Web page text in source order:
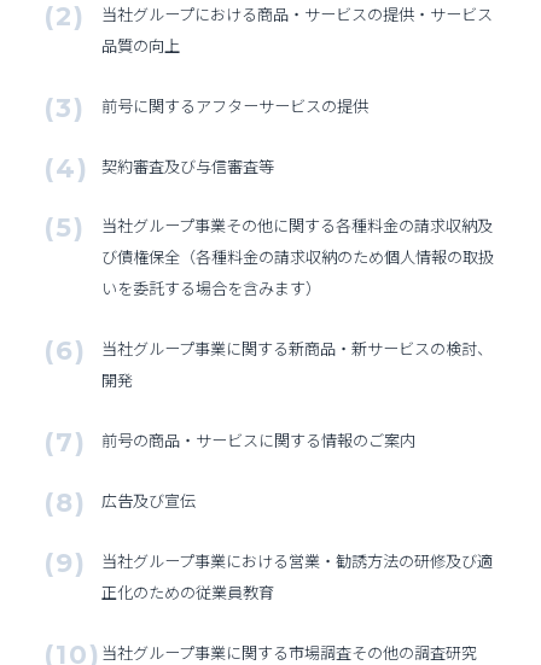
当社グループにおける商品・サービスの提供・サービス
品質の向上
前号に関するアフターサービスの提供
契約審査及び与信審査等
当社グループ事業その他に関する各種料金の請求収納及
び債権保全（各種料金の請求収納のため個人情報の取扱
いを委託する場合を含みます）
当社グループ事業に関する新商品・新サービスの検討、
開発
前号の商品・サービスに関する情報のご案内
広告及び宣伝
当社グループ事業における営業・勧誘方法の研修及び適
正化のための従業員教育
当社グループ事業に関する市場調査その他の調査研究